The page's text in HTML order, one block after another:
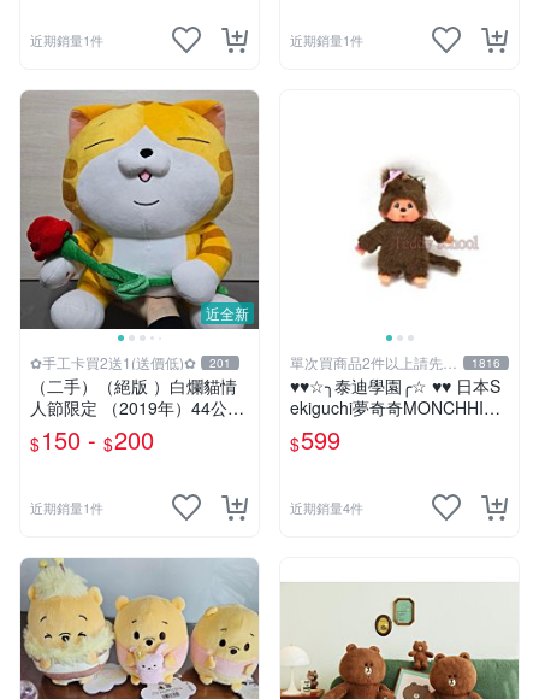
近期銷量1件 近期銷量1件
近全新
✿手工卡買2送1(送價低)✿ 201
（二手）（絕版 ）白爛貓情
人節限定 （2019年）44公分
大娃＆雞腿爛
$150 - $200
近期銷量1件
單次買商品2件以上請先詢
問運費
1816
♥♥☆╮泰迪學園╭☆ ♥♥ 日本S
ekiguchi夢奇奇MONCHHICH
I【mini女孩】吊飾(另售男孩)
$599
近期銷量4件